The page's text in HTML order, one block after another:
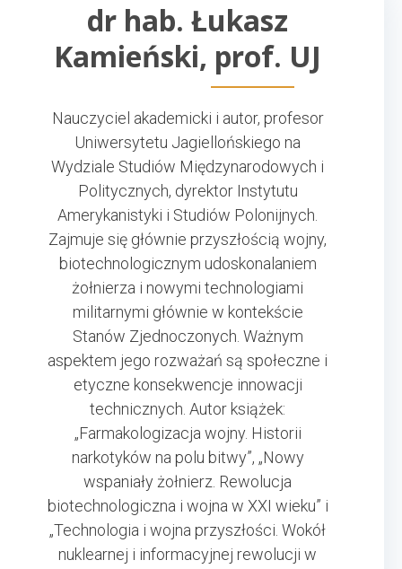
dr hab. Łukasz
Kamieński, prof. UJ
Nauczyciel akademicki i autor, profesor
Uniwersytetu Jagiellońskiego na
Wydziale Studiów Międzynarodowych i
Politycznych, dyrektor Instytutu
Amerykanistyki i Studiów Polonijnych.
Zajmuje się głównie przyszłością wojny,
biotechnologicznym udoskonalaniem
żołnierza i nowymi technologiami
militarnymi głównie w kontekście
Stanów Zjednoczonych. Ważnym
aspektem jego rozważań są społeczne i
etyczne konsekwencje innowacji
technicznych. Autor książek:
„Farmakologizacja wojny. Historii
narkotyków na polu bitwy”, „Nowy
wspaniały żołnierz. Rewolucja
biotechnologiczna i wojna w XXI wieku” i
„Technologia i wojna przyszłości. Wokół
nuklearnej i informacyjnej rewolucji w